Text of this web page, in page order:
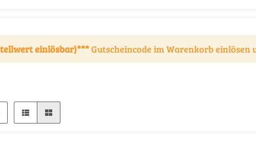
einlösbar)***Gutscheincode im Warenkorb einlösen